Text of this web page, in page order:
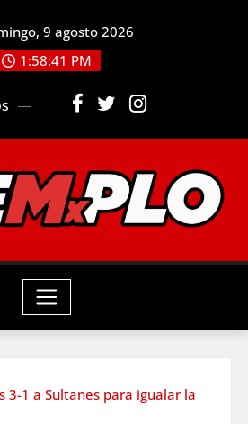
9 agosto 2026
1:58:43 PM
3-1 a Sultanes para igualar la